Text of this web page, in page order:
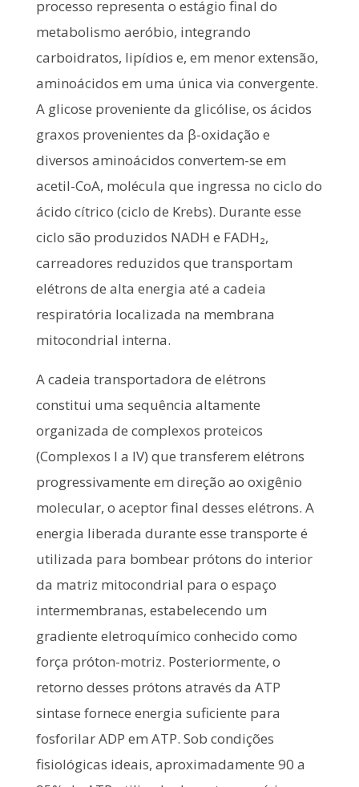
processo representa o estágio final do
metabolismo aeróbio, integrando
carboidratos, lipídios e, em menor extensão,
aminoácidos em uma única via convergente.
A glicose proveniente da glicólise, os ácidos
graxos provenientes da β-oxidação e
diversos aminoácidos convertem-se em
acetil-CoA, molécula que ingressa no ciclo do
ácido cítrico (ciclo de Krebs). Durante esse
ciclo são produzidos NADH e FADH₂,
carreadores reduzidos que transportam
elétrons de alta energia até a cadeia
respiratória localizada na membrana
mitocondrial interna.
A cadeia transportadora de elétrons
constitui uma sequência altamente
organizada de complexos proteicos
(Complexos I a IV) que transferem elétrons
progressivamente em direção ao oxigênio
molecular, o aceptor final desses elétrons. A
energia liberada durante esse transporte é
utilizada para bombear prótons do interior
da matriz mitocondrial para o espaço
intermembranas, estabelecendo um
gradiente eletroquímico conhecido como
força próton-motriz. Posteriormente, o
retorno desses prótons através da ATP
sintase fornece energia suficiente para
fosforilar ADP em ATP. Sob condições
fisiológicas ideais, aproximadamente 90 a